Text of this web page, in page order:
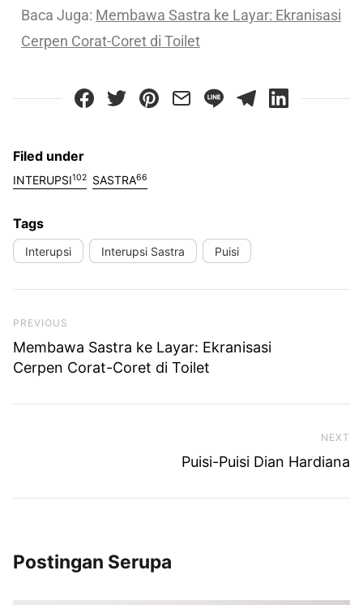
Baca Juga: Membawa Sastra ke Layar: Ekranisasi
Cerpen Corat-Coret di Toilet
Filed under
INTERUPSI102 SASTRA66
Tags
Interupsi Interupsi Sastra Puisi
Previous Post
PREVIOUS
Membawa Sastra ke Layar: Ekranisasi
Cerpen Corat-Coret di Toilet
NEXT
Puisi-Puisi Dian Hardiana
Postingan Serupa